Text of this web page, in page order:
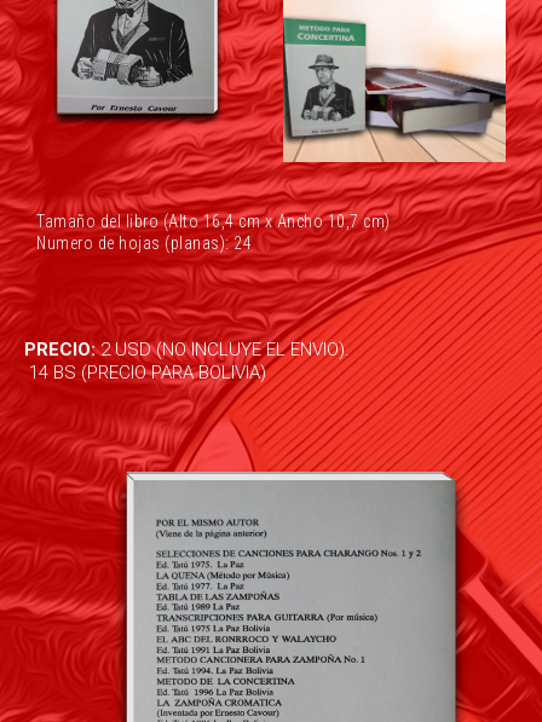
Tamaño del libro (Alto 16,4 cm x Ancho 10,7 cm)
Numero de hojas (planas): 24
PRECIO:2 USD (NO INCLUYE EL ENVIO).
14 BS (PRECIO PARA BOLIVIA)